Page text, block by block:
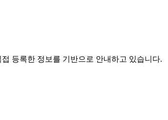
등록한 정보를 기반으로 안내하고 있습니다.